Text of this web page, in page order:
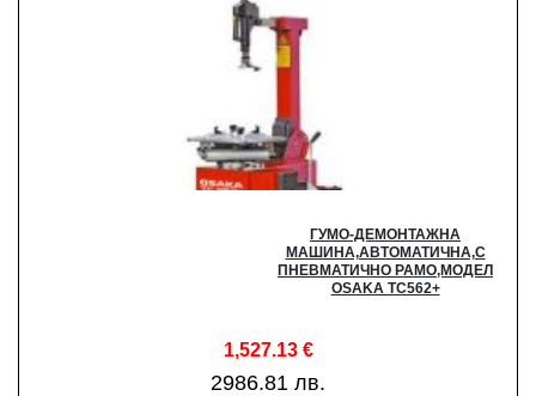
ГУМО-ДЕМОНТАЖНА
МАШИНА,АВТОМАТИЧНА,С
ПНЕВМАТИЧНО РАМО,МОДЕЛ
OSAKA TC562+
1,527.13 €
2986.81 лв.